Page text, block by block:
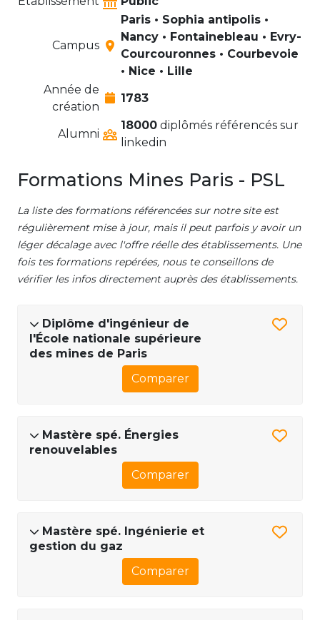
Campus
Paris • Sophia antipolis •
Nancy • Fontainebleau • Evry-
Courcouronnes • Courbevoie
• Nice • Lille
Année de
création
1783
Alumni
18000 diplômés référencés sur
linkedin
Formations Mines Paris - PSL
La liste des formations référencées sur notre site est
régulièrement mise à jour, mais il peut parfois y avoir un
léger décalage avec l'offre réelle des établissements. Une
fois tes formations repérées, nous te conseillons de
vérifier les infos directement auprès des établissements.
Diplôme d'ingénieur de
l'École nationale supérieure
des mines de Paris
Comparer
Mastère spé. Énergies
renouvelables
Comparer
Mastère spé. Ingénierie et
gestion du gaz
Comparer